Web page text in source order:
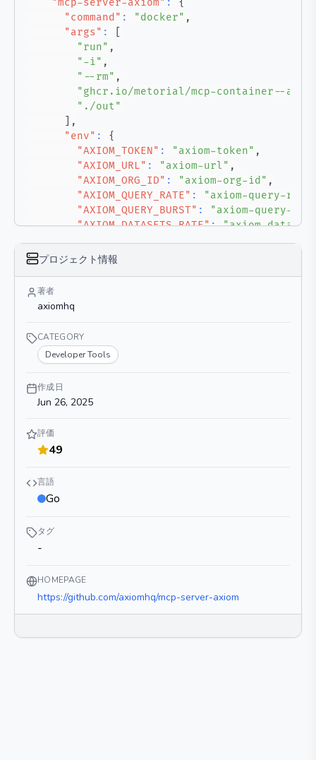
"mcp-server-axiom" :
{
"command" : "docker" ,
"args" :
"run" ,
"-i" ,
"--rm" ,
"ghcr.io/metorial/mcp-container--
"./out"
,
"env" :
{
"AXIOM_TOKEN" : "axiom-token" ,
"AXIOM_URL" : "axiom-url" ,
"AXIOM_ORG_ID" : "axiom-org-id" ,
"AXIOM_QUERY_RATE" :
"axiom-query-
"AXIOM_QUERY_BURST" :
"axiom-query-
"AXIOM_DATASETS_RATE": "axiom-
}
}
}
プロジェクト情報
著者
axiomhq
CATEGORY
Developer Tools
作成日
Jun 26, 2025
評価
49
言語
Go
タグ
-
HOMEPAGE
https://github.com/axiomhq/mcp-server-axiom